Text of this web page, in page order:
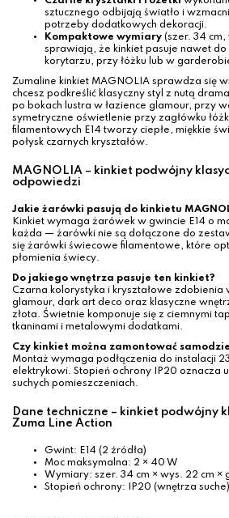
sztucznego odbijają światło i
potrzeby dodatkowych dekoracji.
Kompaktowe wymiary (szer. 34 cm,
sprawiają, że kinkiet pasuje nawet do
korytarzu, przy łóżku lub w
Zumaline kinkiet MAGNOLIA sprawdza się
chcesz podkreślić klasyczny styl z nutą
po bokach lustra w łazience glamour, przy
symetryczne oświetlenie przy zagłówku
filamentowych E14 tworzy ciepłe, miękkie
połysk czarnych kryształów.
MAGNOLIA – kinkiet podwójny
odpowiedzi
Jakie żarówki pasują do kinkietu
Kinkiet wymaga żarówek w gwincie E14 o
każda — żarówki nie są dołączone do
się żarówki świecowe filamentowe, które
płomienia świecy.
Do jakiego wnętrza pasuje ten kinkiet?
Czarna kolorystyka i kryształowe zdobienia
glamour, dark art deco oraz klasyczne
złota. Świetnie komponuje się z ciemnymi
tkaninami i metalowymi dodatkami.
Czy kinkiet można zamontować
Montaż wymaga podłączenia do instalacji
elektrykowi. Stopień ochrony IP20 oznacza
suchych pomieszczeniach.
Dane techniczne – kinkiet podwójny
Zuma Line Action
Gwint: E14 (2 źródła)
Moc maksymalna: 2 × 40 W
Wymiary: szer. 34 cm × wys. 22 cm ×
Stopień ochrony: IP20 (wnętrza suche)